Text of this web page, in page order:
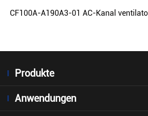
CF100A-A190A3-01 AC-Kanal
Produkte
Anwendungen